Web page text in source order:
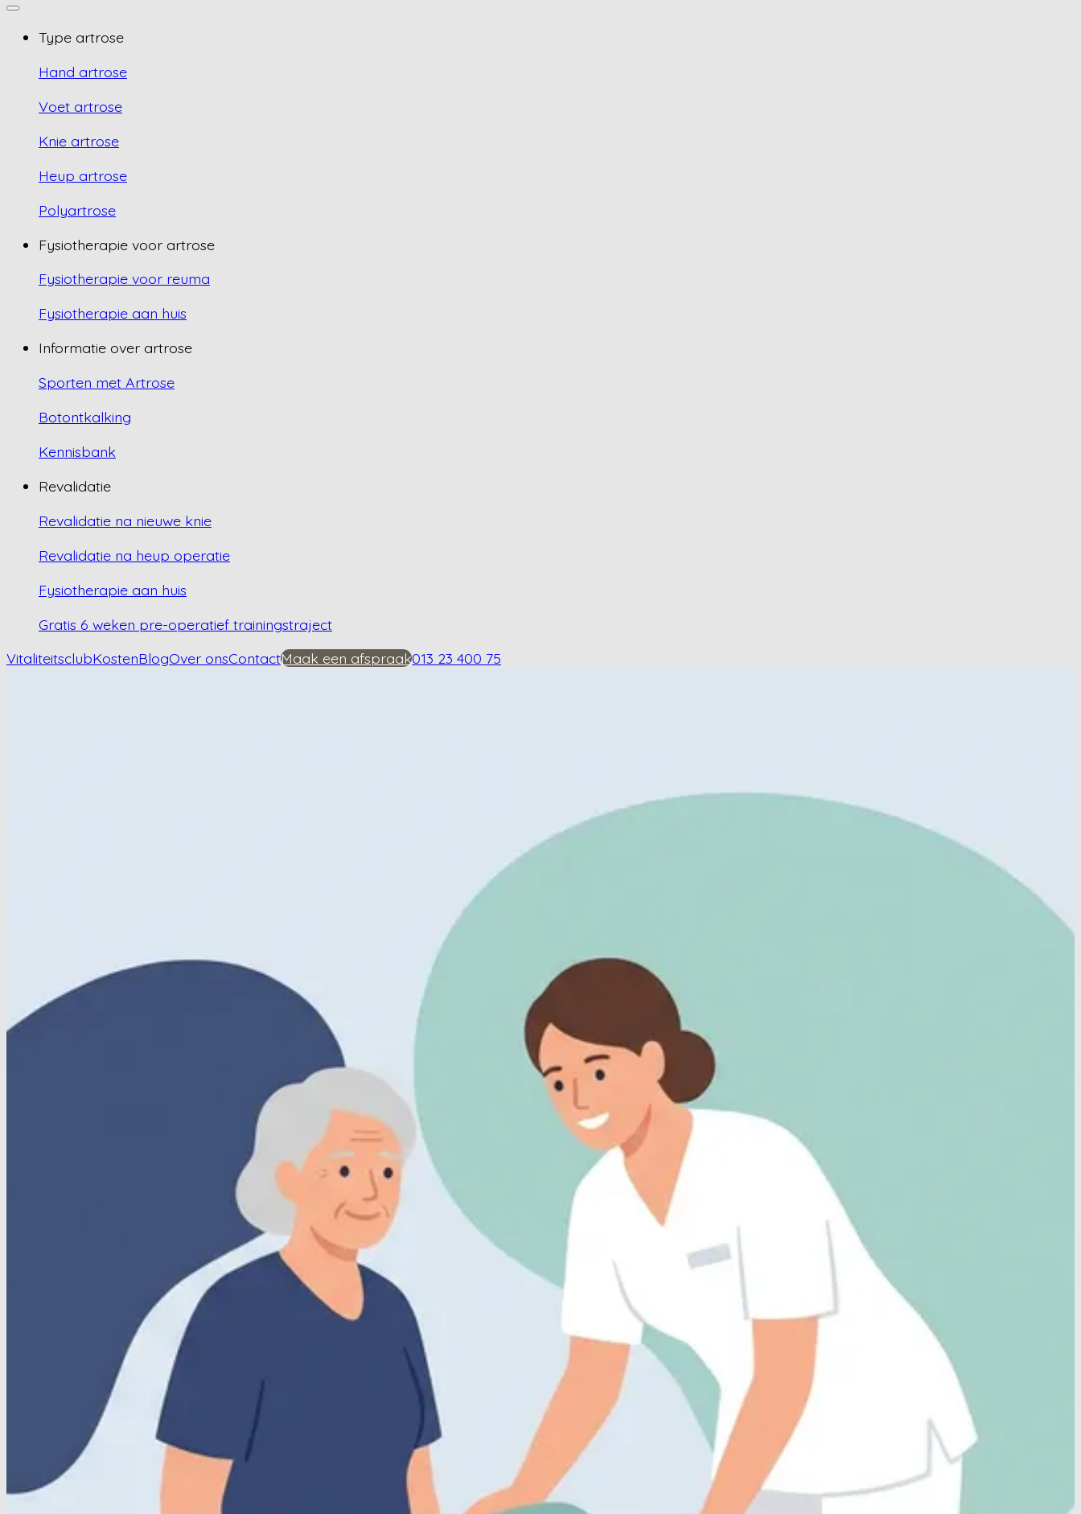
Type artrose
Hand artrose
Voet artrose
Knie artrose
Heup artrose
Polyartrose
Fysiotherapie voor artrose
Fysiotherapie voor reuma
Fysiotherapie aan huis
Informatie over artrose
Sporten met Artrose
Botontkalking
Kennisbank
Revalidatie
Revalidatie na nieuwe knie
Revalidatie na heup operatie
Fysiotherapie aan huis
Gratis 6 weken pre-operatief trainingstraject
VitaliteitsclubKostenBlogOver onsContactMaak een afspraak013 23 400 75